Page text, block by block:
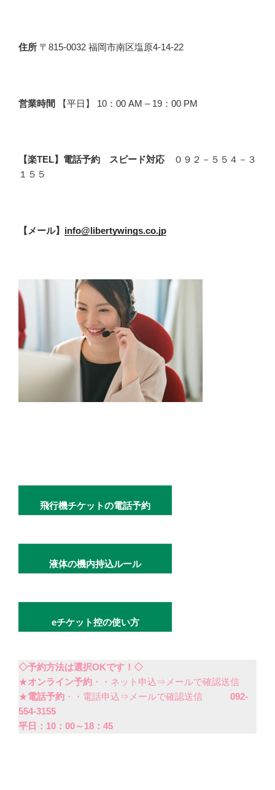
住所 〒815-0032 福岡市南区塩原4-14-22
営業時間 【平日】 10：00 AM – 19：00 PM
【楽TEL】電話予約 スピード対応
０９２－５５４－３
１５５
【メール】 info@libertywings.co.jp
飛行機チケットの電話予約
液体の機内持込ルール
eチケット控の使い方
◇予約方法は選択OKです！◇
★オンライン予約 ・・ネット申込⇒メールで確認送信
★電話予約 ・・電話申込⇒メールで確認送信 092-
554-3155
平日：10：00～18：45